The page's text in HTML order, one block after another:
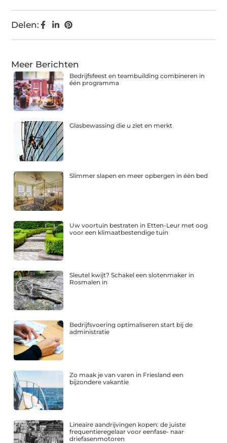
Delen:
Meer Berichten
Bedrijfsfeest en teambuilding combineren in
één programma
Glasbewassing die u ziet en merkt
Slimmer slapen en meer opbergen in één bed
Uw voortuin bestraten in Etten-Leur met oog
voor een klimaatbestendige tuin
Sleutel kwijt? Schakel een slotenmaker in
Rosmalen in
Bedrijfsvoering optimaliseren start bij de
administratie
Zo maak je van varen in Friesland een
bijzondere vakantie
Lineaire aandrijvingen kopen: de juiste
frequentieregelaar voor eenfase- naar
driefasenmotoren